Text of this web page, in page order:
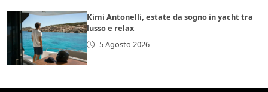
Kimi Antonelli, estate da sogno in yacht tra
lusso e relax
5 Agosto 2026